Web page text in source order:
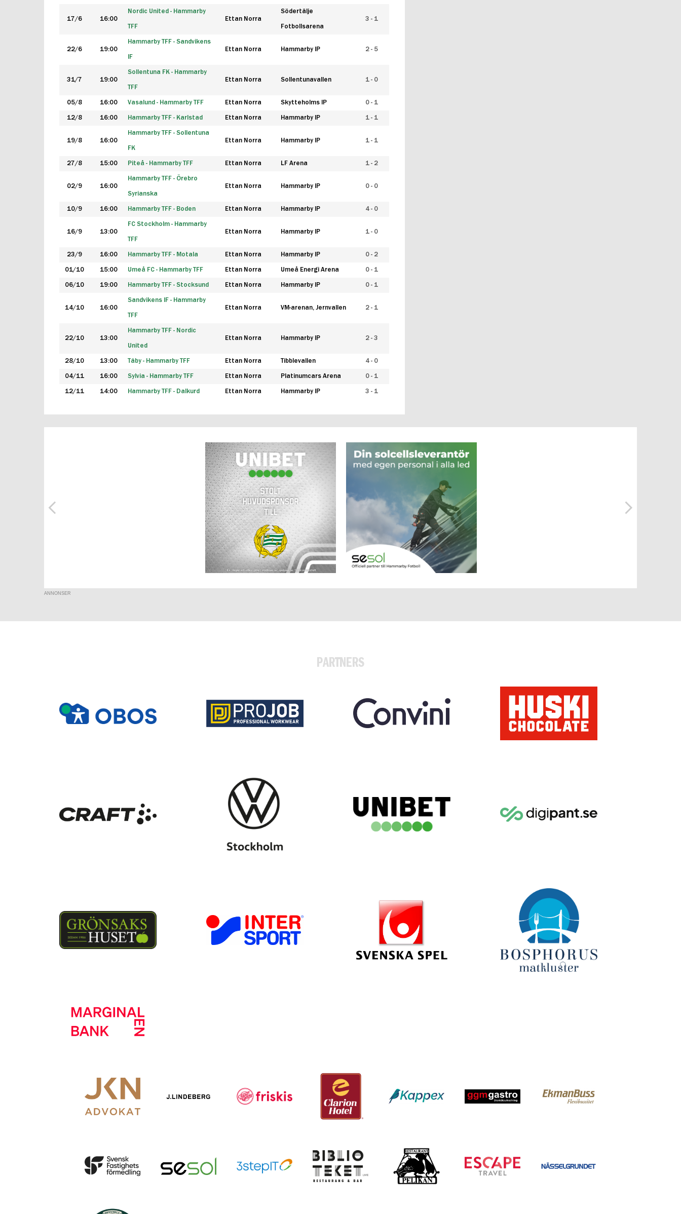
17/6 16:00
Nordic United - Hammarby
TFF
Ettan Norra
Södertälje
Fotbollsarena
3 - 1
22/6 19:00
Hammarby TFF - Sandvikens
IF
Ettan Norra Hammarby IP 2 - 5
31/7 19:00
Sollentuna FK - Hammarby
TFF
Ettan Norra Sollentunavallen 1 - 0
05/8 16:00 Vasalund - Hammarby TFF Ettan Norra Skytteholms IP 0 - 1
12/8 16:00 Hammarby TFF - Karlstad Ettan Norra Hammarby IP 1 - 1
19/8 16:00
Hammarby TFF - Sollentuna
FK
Ettan Norra Hammarby IP 1 - 1
27/8 15:00 Piteå - Hammarby TFF Ettan Norra LF Arena 1 - 2
02/9 16:00
Hammarby TFF - Örebro
Syrianska
Ettan Norra Hammarby IP 0 - 0
10/9 16:00 Hammarby TFF - Boden Ettan Norra Hammarby IP 4 - 0
16/9 13:00
FC Stockholm - Hammarby
TFF
Ettan Norra Hammarby IP 1 - 0
23/9 16:00 Hammarby TFF - Motala Ettan Norra Hammarby IP 0 - 2
01/10 15:00 Umeå FC - Hammarby TFF Ettan Norra Umeå Energi Arena 0 - 1
06/10 19:00 Hammarby TFF - Stocksund Ettan Norra Hammarby IP 0 - 1
14/10 16:00
Sandvikens IF - Hammarby
TFF
Ettan Norra VM-arenan, Jernvallen 2 - 1
22/10 13:00
Hammarby TFF - Nordic
United
Ettan Norra Hammarby IP 2 - 3
28/10 13:00 Täby - Hammarby TFF Ettan Norra Tibblevallen 4 - 0
04/11 16:00 Sylvia - Hammarby TFF Ettan Norra Platinumcars Arena 0 - 1
12/11 14:00 Hammarby TFF - Dalkurd Ettan Norra Hammarby IP 3 - 1
ANNONSER
PARTNERS